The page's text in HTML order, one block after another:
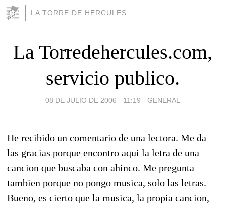
LA TORRE DE HERCULES
La Torredehercules.com,
servicio publico.
08 DE JULIO DE 2006 - 11:19 - GENERAL
He recibido un comentario de una lectora. Me da
las gracias porque encontro aqui la letra de una
cancion que buscaba con ahinco. Me pregunta
tambien porque no pongo musica, solo las letras.
Bueno, es cierto que la musica, la propia cancion,